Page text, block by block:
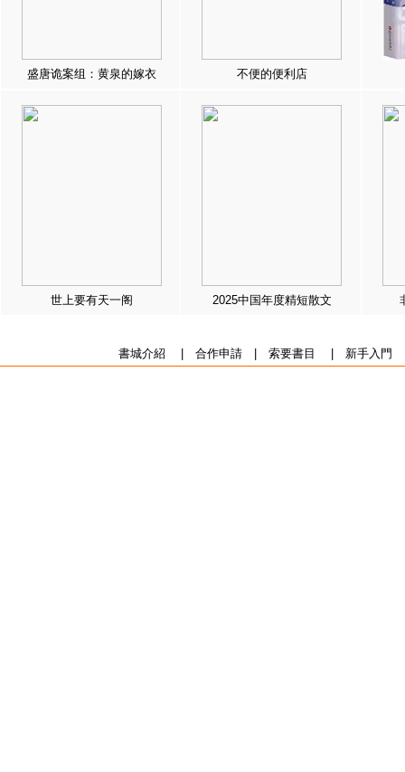
盛唐诡案组：黄泉的嫁衣 不便的便利店
世上要有天一阁 2025中国年度精短散文
書城介紹 合作申請| 索要書目 新手入門